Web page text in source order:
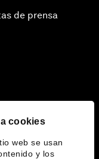
cookies
web se usan
y los
de prensa